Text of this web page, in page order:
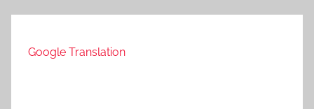
Google Translation